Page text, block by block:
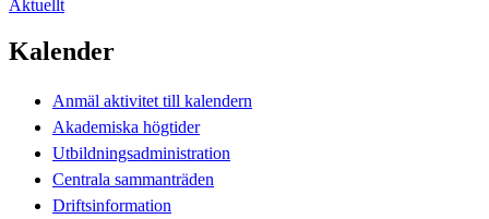
Aktuellt
Kalender
Anmäl aktivitet till kalendern
Akademiska högtider
Utbildningsadministration
Centrala sammanträden
Driftsinformation